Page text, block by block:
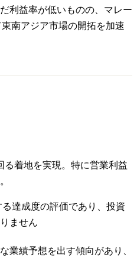
利益率が低いものの、マレー
南アジア市場の開拓を加速
る着地を実現。特に営業利益
達成度の評価であり、投資
ません
業績予想を出す傾向があり、